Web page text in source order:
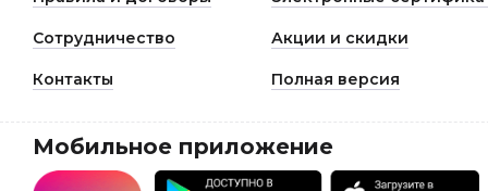
Сотрудничество Акции и скидки
Контакты Полная версия
Мобильное приложение